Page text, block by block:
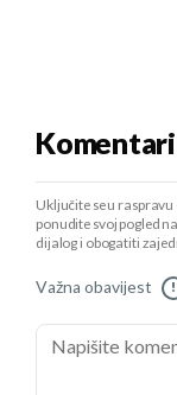
Komentari
Uključite se u
ponudite svoj pogled
dijalog i obogatiti
Važna obavijest !